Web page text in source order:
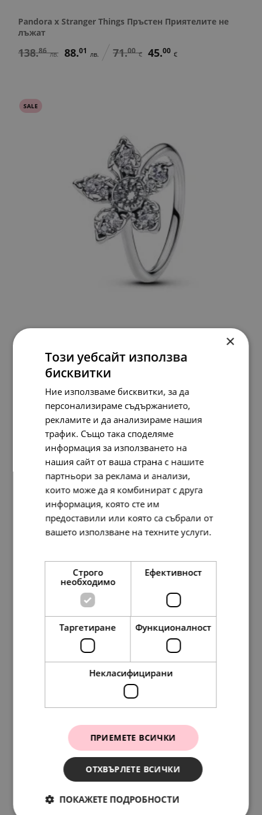
Pandora x Stranger Things Пръстен Приятелите не
лъжат
138.86 лв. 88.01 лв. 71.00 € 45.00 €
SALE
Pandora x Stranger Things Пръстен Демогоргон
42 лв. 95. 84 лв. 81. 00 € 49.00 €
Disney x Pandora Обеци Силата на въображението
28 00
×
Този уебсайт използва
бисквитки
Ние използваме бисквитки, за да
персонализираме съдържанието,
рекламите и да анализираме нашия
трафик. Също така споделяме
информация за използването на
нашия сайт от ваша страна с нашите
партньори за реклама и анализи,
които може да я комбинират с друга
информация, която сте им
предоставили или която са събрали от
вашето използване на техните услуги.
Строго
необходимо
Ефективност
Таргетиране Функционалност
Некласифицирани
ПРИЕМЕТЕ ВСИЧКИ
ОТХВЪРЛЕТЕ ВСИЧКИ
ПОКАЖЕТЕ ПОДРОБНОСТИ